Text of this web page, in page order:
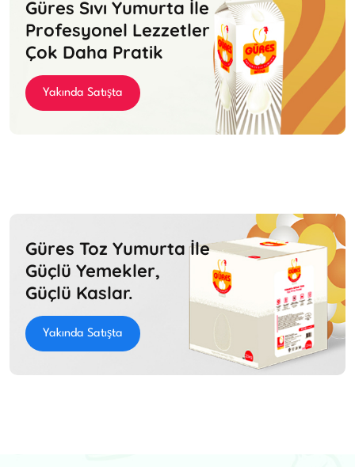
Güres Sıvı Yumurta İle
Profesyonel Lezzetler
Çok Daha Pratik
Yakında Satışta
Güres Toz Yumurta İle
Güçlü Yemekler,
Güçlü Kaslar.
Yakında Satışta